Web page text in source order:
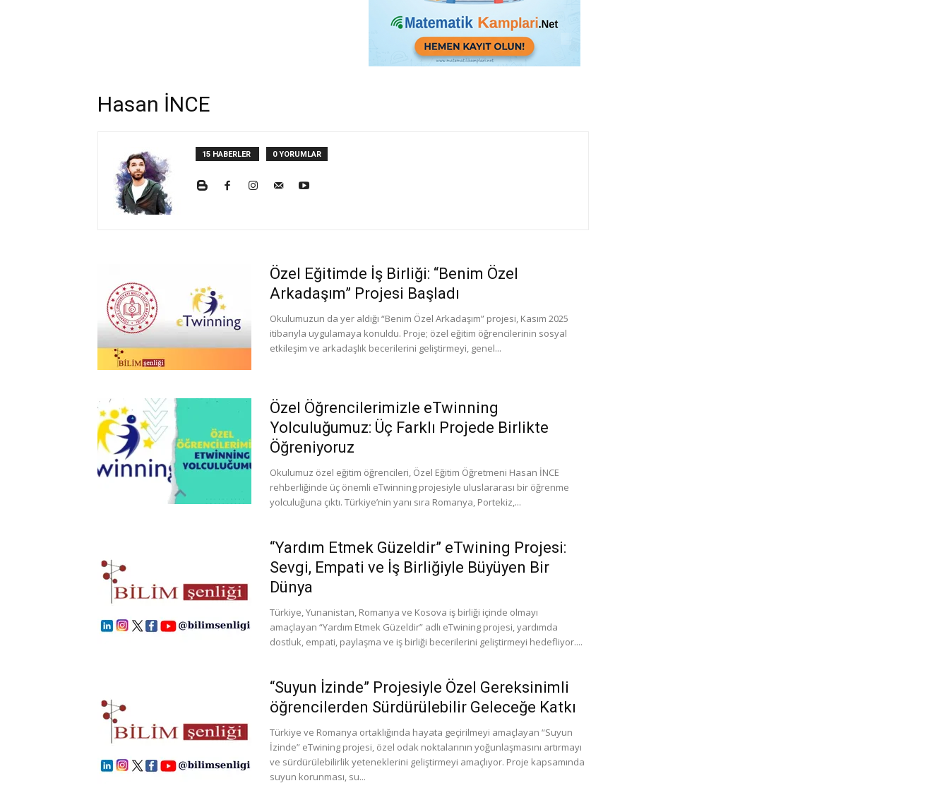
Hasan İNCE
15 HABERLER 0 YORUMLAR
Özel Eğitimde İş Birliği: “Benim Özel
Arkadaşım” Projesi Başladı
Okulumuzun da yer aldığı “Benim Özel Arkadaşım” projesi, Kasım 2025
itibarıyla uygulamaya konuldu. Proje; özel eğitim öğrencilerinin sosyal
etkileşim ve arkadaşlık becerilerini geliştirmeyi, genel...
Özel Öğrencilerimizle eTwinning
Yolculuğumuz: Üç Farklı Projede Birlikte
Öğreniyoruz
Okulumuz özel eğitim öğrencileri, Özel Eğitim Öğretmeni Hasan İNCE
rehberliğinde üç önemli eTwinning projesiyle uluslararası bir öğrenme
yolculuğuna çıktı. Türkiye’nin yanı sıra Romanya, Portekiz,...
“Yardım Etmek Güzeldir” eTwining Projesi:
Sevgi, Empati ve İş Birliğiyle Büyüyen Bir
Dünya
Türkiye, Yunanistan, Romanya ve Kosova iş birliği içinde olmayı
amaçlayan “Yardım Etmek Güzeldir” adlı eTwining projesi, yardımda
dostluk, empati, paylaşma ve iş birliği becerilerini geliştirmeyi hedefliyor....
“Suyun İzinde” Projesiyle Özel Gereksinimli
öğrencilerden Sürdürülebilir Geleceğe Katkı
Türkiye ve Romanya ortaklığında hayata geçirilmeyi amaçlayan “Suyun
İzinde” eTwining projesi, özel odak noktalarının yoğunlaşmasını artırmayı
ve sürdürülebilirlik yeteneklerini geliştirmeyi amaçlıyor. Proje kapsamında
suyun korunması, su...